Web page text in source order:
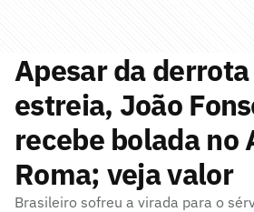
Apesar da
estreia, João
recebe bolada no
Roma; veja valor
Brasileiro sofreu a virada para o